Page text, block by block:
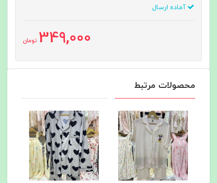
آماده ارسال
349,000 تومان
محصولات مرتبط